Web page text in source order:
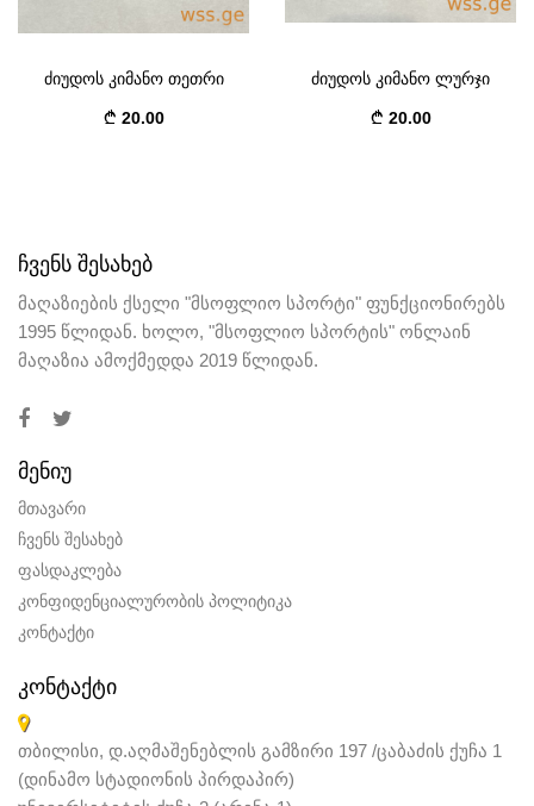
ძიუდოს კიმანო თეთრი
20.00
ძიუდოს კიმანო ლურჯი
20.00
ᲩᲕᲔᲜᲡ ᲨᲔᲡᲐᲮᲔᲑ
მაღაზიების ქსელი "მსოფლიო სპორტი" ფუნქციონირებს
1995 წლიდან. ხოლო, "მსოფლიო სპორტის" ონლაინ
მაღაზია ამოქმედდა 2019 წლიდან.
ᲛᲔᲜᲘᲣ
მთავარი
ჩვენს შესახებ
ფასდაკლება
კონფიდენციალურობის პოლიტიკა
კონტაქტი
ᲙᲝᲜᲢᲐᲥᲢᲘ
თბილისი, დ.აღმაშენებლის გამზირი 197 /ცაბაძის ქუჩა 1
(დინამო სტადიონის პირდაპირ)